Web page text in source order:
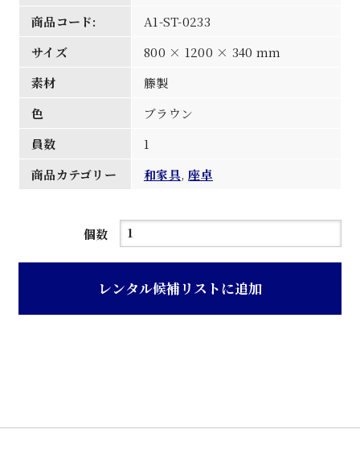
商品コード:
A1-ST-0233
サイズ
800 × 1200 × 340 mm
素材
籐製
色
ブラウン
員数
1
商品カテゴリー
和家具,座卓
個数
ス
ク
レンタル候補リストに追加